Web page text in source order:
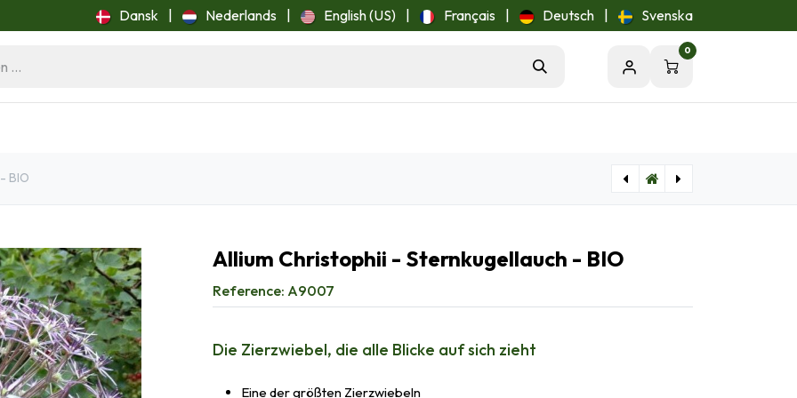
Dansk | Nederlands | English (US) | Français | Deutsch | Svenska
0
BIO
Allium Christophii - Sternkugellauch - BIO
Reference: A9007
Die Zierzwiebel, die alle Blicke auf sich zieht
Eine der größten Zierzwiebeln